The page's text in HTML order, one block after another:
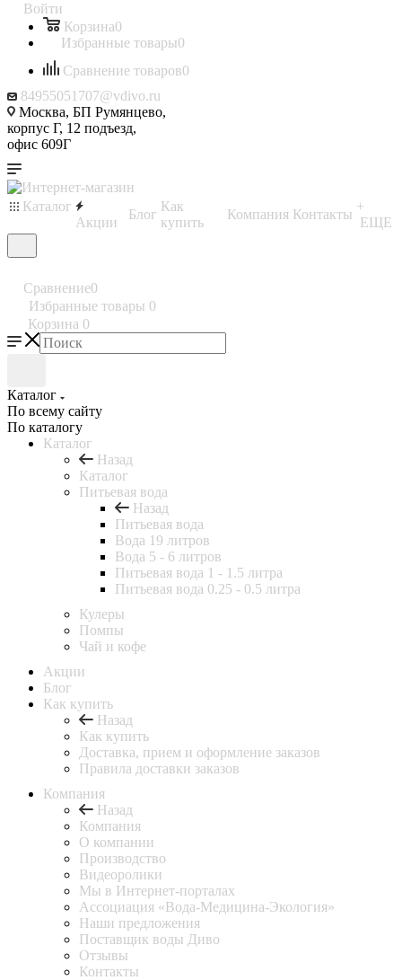
Войти
Корзина0
Избранные товары0
Сравнение товаров0
84955051707@vdivo.ru
Москва, БП Румянцево,
корпус Г, 12 подъезд,
офис 609Г
Каталог
Акции
Блог
Как
купить
Компания Контакты
+
ЕЩЕ
Сравнение0
Избранные товары 0
Корзина 0
Каталог
По всему сайту
По каталогу
Каталог
Назад
Каталог
Питьевая вода
Назад
Питьевая вода
Вода 19 литров
Вода 5 - 6 литров
Питьевая вода 1 - 1.5 литра
Питьевая вода 0.25 - 0.5 литра
Кулеры
Помпы
Чай и кофе
Акции
Блог
Как купить
Назад
Как купить
Доставка, прием и оформление заказов
Правила доставки заказов
Компания
Назад
Компания
О компании
Производство
Видеоролики
Мы в Интернет-порталах
Ассоциация «Вода-Медицина-Экология»
Наши предложения
Поставщик воды Диво
Отзывы
Контакты